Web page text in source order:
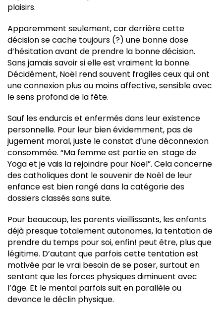
plaisirs.
Apparemment seulement, car derrière cette
décision se cache toujours (?) une bonne dose
d’hésitation avant de prendre la bonne décision.
Sans jamais savoir si elle est vraiment la bonne.
Décidément, Noël rend souvent fragiles ceux qui ont
une connexion plus ou moins affective, sensible avec
le sens profond de la fête.
Sauf les endurcis et enfermés dans leur existence
personnelle. Pour leur bien évidemment, pas de
jugement moral, juste le constat d’une déconnexion
consommée. “Ma femme est partie en stage de
Yoga et je vais la rejoindre pour Noel”. Cela concerne
des catholiques dont le souvenir de Noël de leur
enfance est bien rangé dans la catégorie des
dossiers classés sans suite.
Pour beaucoup, les parents vieillissants, les enfants
déjà presque totalement autonomes, la tentation de
prendre du temps pour soi, enfin! peut être, plus que
légitime. D’autant que parfois cette tentation est
motivée par le vrai besoin de se poser, surtout en
sentant que les forces physiques diminuent avec
l’âge. Et le mental parfois suit en parallèle ou
devance le déclin physique.